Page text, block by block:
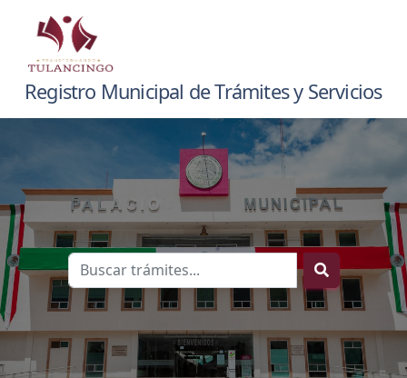
Registro Municipal de Trámites y Servicios